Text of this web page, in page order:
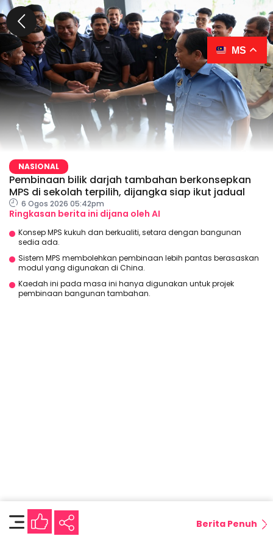
NASIONAL
Pembinaan bilik darjah tambahan berkonsepkan
MPS di sekolah terpilih, dijangka siap ikut jadual
6 Ogos 2026 05:42pm
Ringkasan berita ini dijana oleh AI
Konsep MPS kukuh dan berkualiti, setara dengan bangunan
sedia ada.
Sistem MPS membolehkan pembinaan lebih pantas berasaskan
modul yang digunakan di China.
Kaedah ini pada masa ini hanya digunakan untuk projek
pembinaan bangunan tambahan.
Berita Penuh
MS